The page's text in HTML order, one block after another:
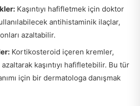
Kaşıntıyı hafifletmek için doktor
antihistaminik ilaçlar,
azaltabilir.
Kortikosteroid içeren kremler,
kaşıntıyı hafifletebilir. Bu tür
için bir dermatologa danışmak